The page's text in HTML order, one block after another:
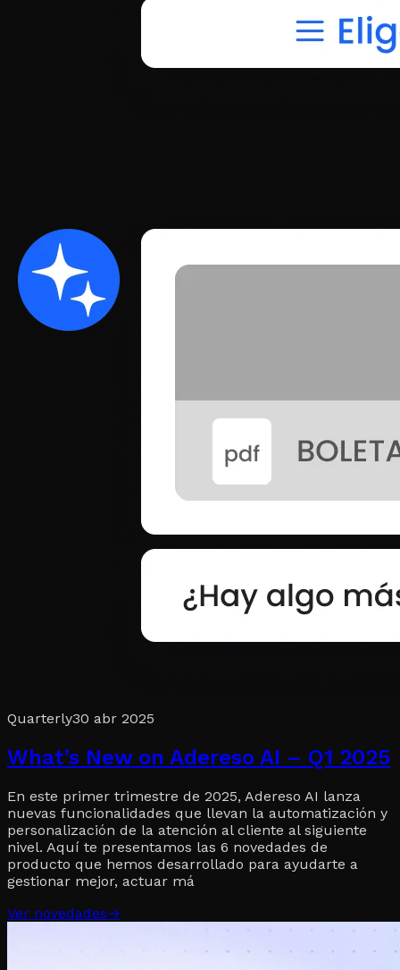
Quarterly30 abr 2025
What’s New on Adereso AI – Q1 2025
En este primer trimestre de 2025, Adereso AI lanza
nuevas funcionalidades que llevan la automatización y
personalización de la atención al cliente al siguiente
nivel. Aquí te presentamos las 6 novedades de
producto que hemos desarrollado para ayudarte a
gestionar mejor, actuar má
Ver novedades→